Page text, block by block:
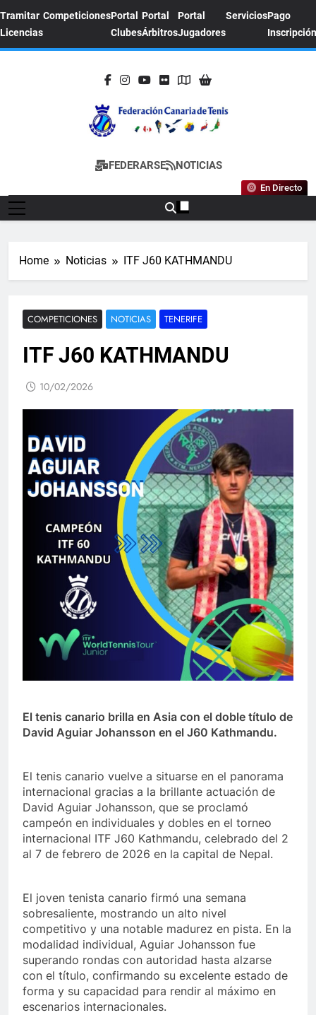
Tramitar
Licencias
CompeticionesPortal
Clubes
Portal
Árbitros
Portal
Jugadores
ServiciosPago
Inscripción
FEDERACION
CANARIA DE
TENIS
Sitio Oficial De La Federación Canaria De
FEDERARSE NOTICIAS
En Directo
Home Noticias ITF J60 KATHMANDU
COMPETICIONES NOTICIAS TENERIFE
ITF J60 KATHMANDU
10/02/2026
El tenis canario brilla en Asia con el doble título de
David Aguiar Johansson en el J60 Kathmandu.
El tenis canario vuelve a situarse en el panorama
internacional gracias a la brillante actuación de
David Aguiar Johansson, que se proclamó
campeón en individuales y dobles en el torneo
internacional ITF J60 Kathmandu, celebrado del 2
al 7 de febrero de 2026 en la capital de Nepal.
El joven tenista canario firmó una semana
sobresaliente, mostrando un alto nivel
competitivo y una notable madurez en pista. En la
modalidad individual, Aguiar Johansson fue
superando rondas con autoridad hasta alzarse
con el título, confirmando su excelente estado de
forma y su capacidad para rendir al máximo en
escenarios internacionales.